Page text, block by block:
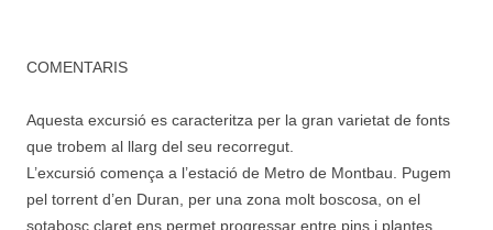
COMENTARIS
Aquesta excursió es caracteritza per la gran varietat de fonts
que trobem al llarg del seu recorregut.
L’excursió comença a l’estació de Metro de Montbau. Pugem
pel torrent d’en Duran, per una zona molt boscosa, on el
sotabosc claret ens permet progressar entre pins i plantes